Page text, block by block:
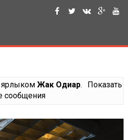
ярлыкомЖак Одиар.
Показать
сообщения